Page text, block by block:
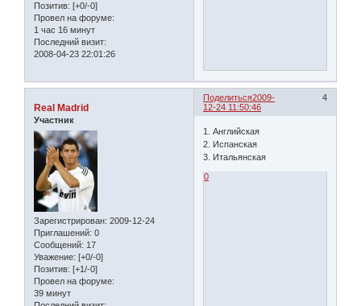
Позитив: [+0/-0]
Провел на форуме:
1 час 16 минут
Последний визит:
2008-04-23 22:01:26
Поделиться 4
2009-
12-24 11:50:46
Real Madrid
Участник
Зарегистрирован: 2009-12-24
Приглашений: 0
Сообщений: 17
Уважение: [+0/-0]
Позитив: [+1/-0]
Провел на форуме:
39 минут
1. Английская
2. Испанская
3. Итальянская
0